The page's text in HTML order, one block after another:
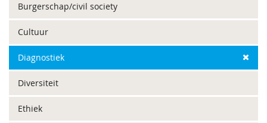
Burgerschap/civil society
Cultuur
Diagnostiek
Diversiteit
Ethiek